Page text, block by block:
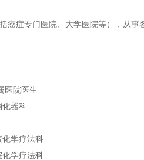
癌症专门医院、大学医院等），从
医院医生
化器科
化学疗法科
化学疗法科